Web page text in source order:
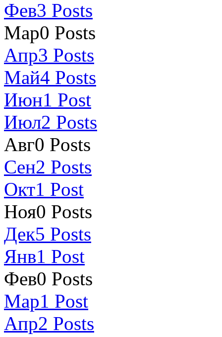
Фев3 Posts
Мар0 Posts
Апр3 Posts
Май4 Posts
Июн1 Post
Июл2 Posts
Авг0 Posts
Сен2 Posts
Окт1 Post
Ноя0 Posts
Дек5 Posts
Янв1 Post
Фев0 Posts
Мар1 Post
Апр2 Posts